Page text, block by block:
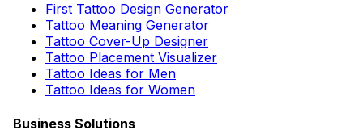
First Tattoo Design Generator
Tattoo Meaning Generator
Tattoo Cover-Up Designer
Tattoo Placement Visualizer
Tattoo Ideas for Men
Tattoo Ideas for Women
Business Solutions